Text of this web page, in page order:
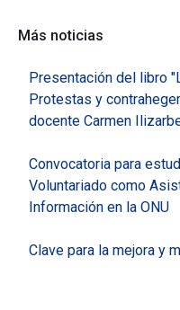
Más noticias
Presentación del libro
Protestas y
docente Carmen
Convocatoria para
Voluntariado como
Información en la ONU
Clave para la mejora y